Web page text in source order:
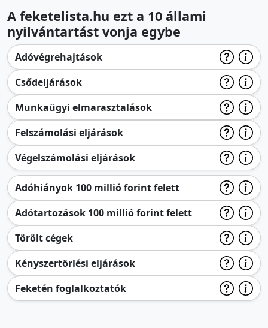
A feketelista.hu ezt a 10 állami
nyilvántartást vonja egybe
Adóvégrehajtások
Csődeljárások
Munkaügyi elmarasztalások
Felszámolási eljárások
Végelszámolási eljárások
Adóhiányok 100 millió forint felett
Adótartozások 100 millió forint felett
Törölt cégek
Kényszertörlési eljárások
Feketén foglalkoztatók